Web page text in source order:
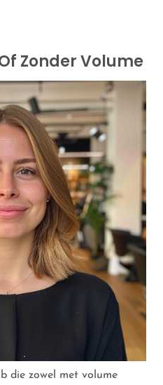
Zonder Volume
die zowel met volume